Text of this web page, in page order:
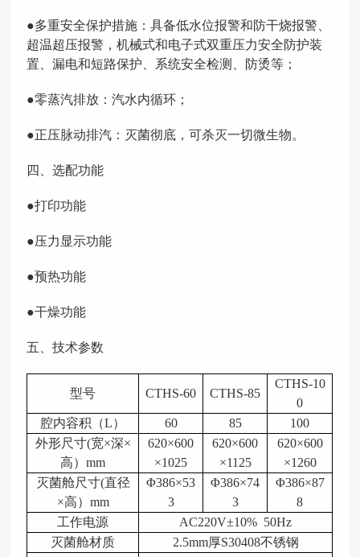
●多重安全保护措施：具备低水位报警和防干烧报警、
超温超压报警，机械式和电子式双重压力安全防护装
置、漏电和短路保护、系统安全检测、防烫等；
●零蒸汽排放：汽水内循环；
●正压脉动排汽：灭菌彻底，可杀灭一切微生物。
四、选配功能
●打印功能
●压力显示功能
●预热功能
●干燥功能
五、技术参数
型号 CTHS-60 CTHS-85
CTHS-10
0
腔内容积（L） 60 85
100
外形尺寸(宽×深×
高）mm
620×600
×1025
620×600
×1125
620×600
×1 260
灭菌舱尺寸(直径
×高） mm
Φ386×53
3
Φ386×74
3
Φ386×87
8
工作电源
AC220V±10% 50Hz
灭菌舱材质
2.5mm厚S30408不锈钢